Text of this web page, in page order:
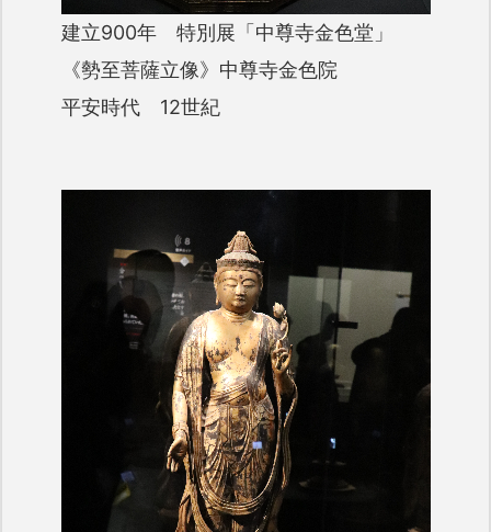
建立900年 特別展「中尊寺金色堂」
《勢至菩薩立像》中尊寺金色院
平安時代 12世紀